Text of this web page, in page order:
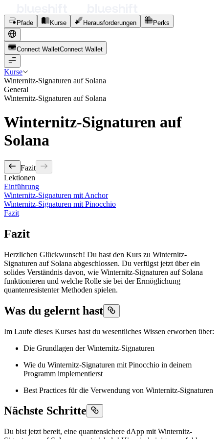
Pfade Kurse Herausforderungen Perks
Connect WalletConnect Wal et
Kurse
Winternitz-Signaturen auf Solana
General
Winternitz-Signaturen auf Solana
Winternitz-Signaturen auf
Solana
Fazit
Lektionen
Einführung
Winternitz-Signaturen mit Anchor
Winternitz-Signaturen mit Pinocchio
Fazit
Fazit
Herzlichen Glückwunsch! Du hast den Kurs zu Winternitz-
Signaturen auf Solana abgeschlossen. Du verfügst jetzt über ein
solides Verständnis davon, wie Winternitz-Signaturen auf Solana
funktionieren und welche Rolle sie bei der Ermöglichung
quantenresistenter Methoden spielen.
Was du gelernt hast
Im Laufe dieses Kurses hast du wesentliches Wissen erworben über:
Die Grundlagen der Winternitz-Signaturen
Wie du Winternitz-Signaturen mit Pinocchio in deinem
Programm implementierst
Best Practices für die Verwendung von Winternitz-Signaturen
Nächste Schritte
Du bist jetzt bereit, eine quantensichere dApp mit Winternitz-